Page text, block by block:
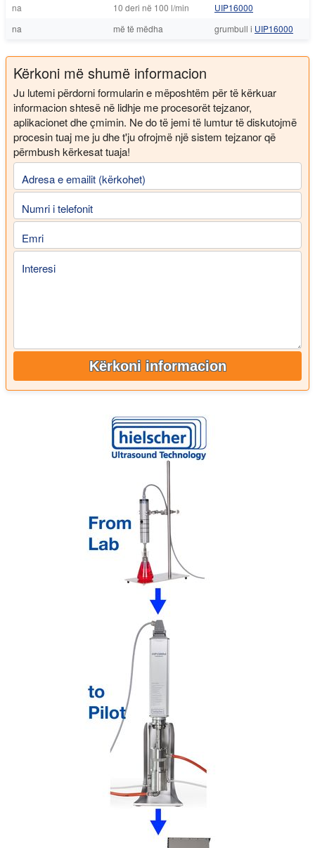
na
10 deri në 100 l/min
UIP16000
na
më të mëdha grumbull i UIP16000
Kërkoni më shumë informacion
Ju lutemi përdorni formularin e mëposhtëm për të kërkuar
informacion shtesë në lidhje me procesorët tejzanor,
aplikacionet dhe çmimin. Ne do të jemi të lumtur të diskutojmë
procesin tuaj me ju dhe t'ju ofrojmë një sistem tejzanor që
përmbush kërkesat tuaja!
Adresa e emailit (kërkohet)
Numri i telefonit
Emri
Interesi
Kërkoni informacion